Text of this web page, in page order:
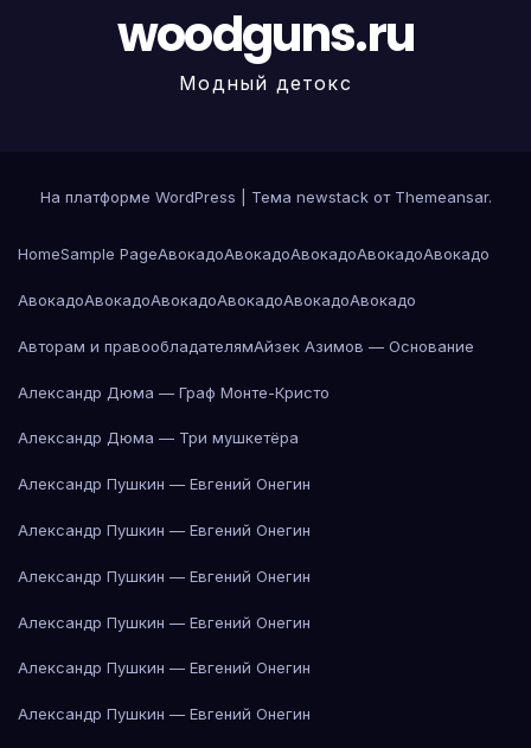
woodguns.ru
Модный детокс
На платформе WordPress Тема newstack от Themeansar.
HomeSample PageАвокадоАвокадоАвокадоАвокадоАвокадо
АвокадоАвокадоАвокадоАвокадоАвокадоАвокадо
Авторам и правообладателямАйзек Азимов — Основание
Александр Дюма — Граф Монте-Кристо
Александр Дюма — Три мушкетёра
Александр Пушкин — Евгений Онегин
Александр Пушкин — Евгений Онегин
Александр Пушкин — Евгений Онегин
Александр Пушкин — Евгений Онегин
Александр Пушкин — Евгений Онегин
Александр Пушкин — Евгений Онегин